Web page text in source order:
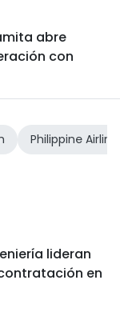
abre
con
Philippine
lideran
en